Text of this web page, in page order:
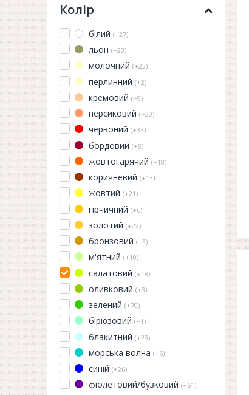
Колір
білий (+27)
льон (+23)
молочний (+23)
перлинний (+2)
кремовий (+9)
персиковий (+20)
червоний (+33)
бордовий (+8)
жовтогарячий (+18)
коричневий (+13)
жовтий (+21)
гірчичний (+6)
золотий (+22)
бронзовий (+3)
м'ятний (+10)
салатовий (+18)
оливковий (+3)
зелений (+70)
бірюзовий (+1)
блакитний (+23)
морська волна (+6)
синій (+26)
фіолетовий/бузковий (+61)